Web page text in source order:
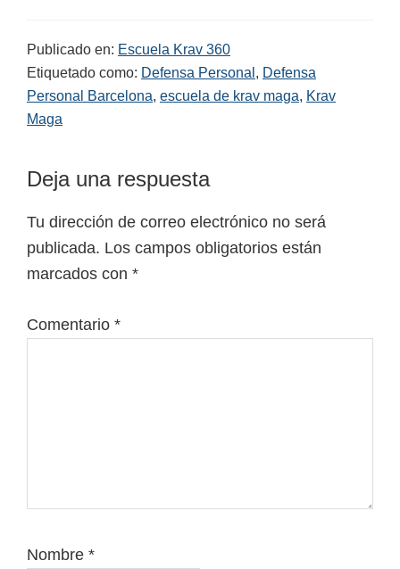
Publicado en: Escuela Krav 360
Etiquetado como: Defensa Personal , Defensa
Personal Barcelona, escuela de krav maga, Krav
Maga
Interacciones
con
los
lectores
Deja una respuesta
Tu dirección de correo electrónico no será
publicada. Los campos obligatorios están
marcados con *
Comentario *
Nombre *